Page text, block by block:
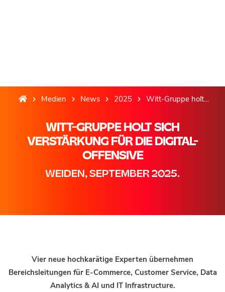
Medien News 2025 Witt-Gruppe holt sich Verstärkung für die Digital-Offensive
WITT-GRUPPE HOLT SICH
VERSTÄRKUNG FÜR DIE DIGITAL-
OFFENSIVE
WEIDEN, SEPTEMBER 2025.
Vier neue hochkarätige Experten übernehmen
Bereichsleitungen für E-Commerce, Customer Service, Data
Analytics & AI und IT Infrastructure.